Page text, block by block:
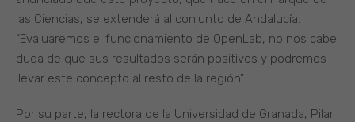
las Ciencias, se extenderá al conjunto de Andalucía.
“Evaluaremos el funcionamiento de OpenLab, no nos cabe
duda de que sus resultados serán positivos y podremos
llevar este concepto al resto de la región”.
Por su parte, la rectora de la Universidad de Granada, Pilar